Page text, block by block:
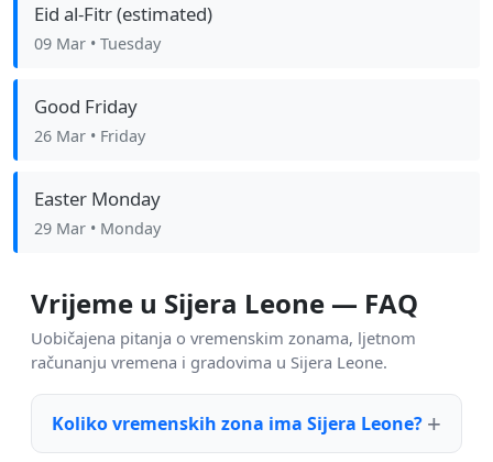
Eid al-Fitr (estimated)
09 Mar • Tuesday
Good Friday
26 Mar • Friday
Easter Monday
29 Mar • Monday
Vrijeme u Sijera Leone — FAQ
Uobičajena pitanja o vremenskim zonama, ljetnom
računanju vremena i gradovima u Sijera Leone.
Koliko vremenskih zona ima Sijera Leone?